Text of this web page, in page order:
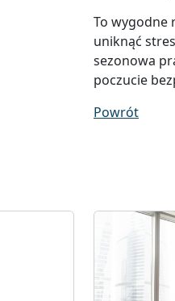
To wygodne
uniknąć
sezonowa
poczucie
Powrót